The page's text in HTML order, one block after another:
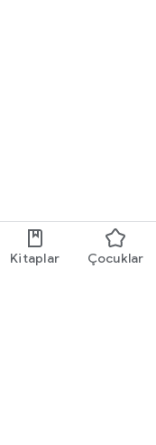
Kitaplar Çocuklar